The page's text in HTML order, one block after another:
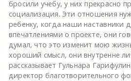
бросили учебу, у них прекрасно
социализация. Эти отношения
ребенку, когда наши наставники
впечатлениями о проекте, они
думал, что это изменит мою
хороший смысл, они внутренне
рассказывает Гульнара
директор благотворительного